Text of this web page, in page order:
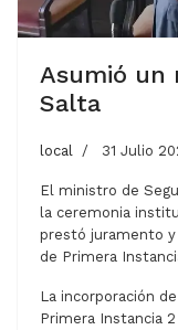
Asumió un
Salta
local 31 Julio
El ministro de
la ceremonia
prestó juramento y
de Primera
La incorporación
Primera Instancia